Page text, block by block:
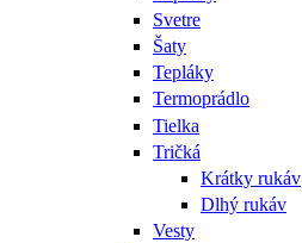
Svetre
Šaty
Tepláky
Termoprádlo
Tielka
Tričká
Krátky rukáv
Dlhý rukáv
Vesty